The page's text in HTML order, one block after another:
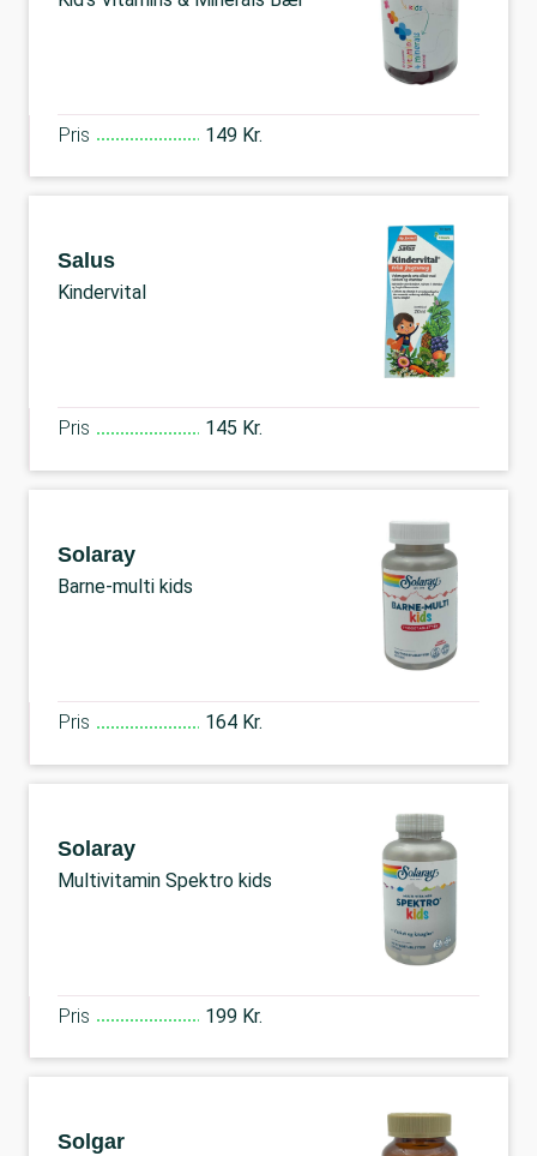
Pris 149 Kr.
Salus
Kindervital
Pris 145 Kr.
Solaray
Barne-multi kids
Pris 164 Kr.
Solaray
Multivitamin Spektro kids
Pris 199 Kr.
Solgar